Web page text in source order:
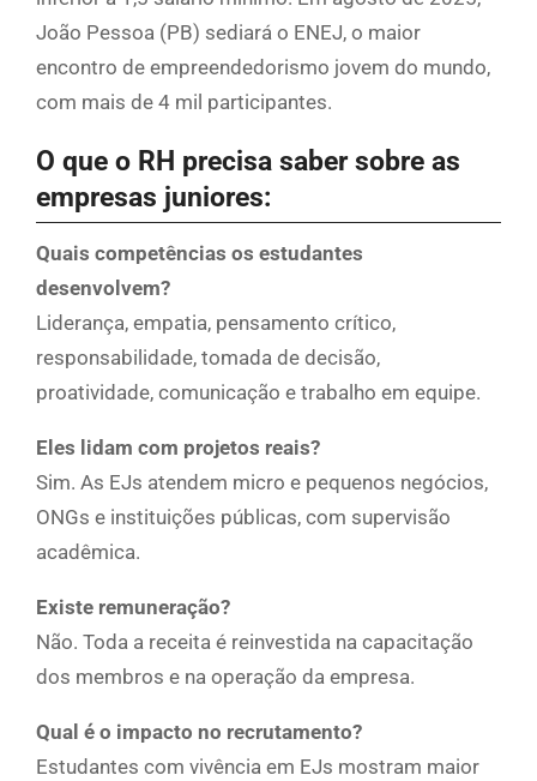
João Pessoa (PB) sediará o ENEJ, o maior
encontro de empreendedorismo jovem do mundo,
com mais de 4 mil participantes.
O que o RH precisa saber sobre as
empresas juniores:
Quais competências os estudantes
desenvolvem?
Liderança, empatia, pensamento crítico,
responsabilidade, tomada de decisão,
proatividade, comunicação e trabalho em equipe.
Eles lidam com projetos reais?
Sim. As EJs atendem micro e pequenos negócios,
ONGs e instituições públicas, com supervisão
acadêmica.
Existe remuneração?
Não. Toda a receita é reinvestida na capacitação
dos membros e na operação da empresa.
Qual é o impacto no recrutamento?
Estudantes com vivência em EJs mostram maior